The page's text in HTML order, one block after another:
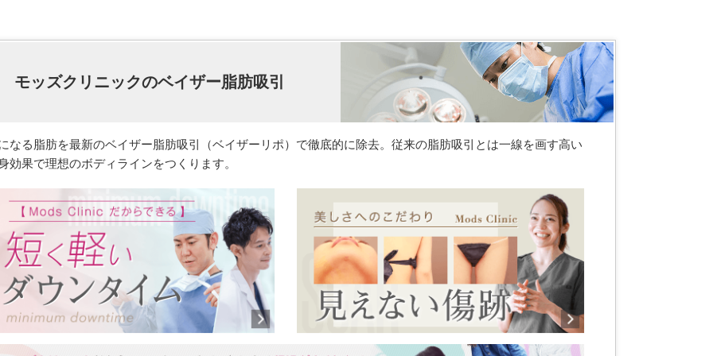
モッズクリニックのベイザー脂肪吸引
なる脂肪を最新のベイザー脂肪吸引（ベイザーリポ）で徹底的に除去。従来の脂肪吸引とは一線を画す高い
効果で理想のボディラインをつくります。